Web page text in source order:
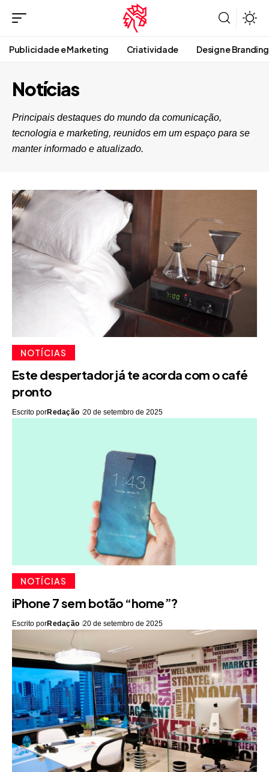
Publicidade e Marketing Criatividade Design e Branding
Notícias
Principais destaques do mundo da comunicação,
tecnologia e marketing, reunidos em um espaço para se
manter informado e atualizado.
NOTÍCIAS
Este despertador já te acorda com o café
pronto
Escrito porRedação 20 de setembro de 2025
NOTÍCIAS
iPhone 7 sem botão “home”?
Escrito porRedação 20 de setembro de 2025